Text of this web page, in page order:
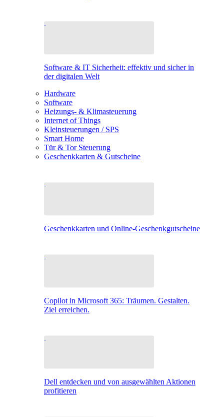
Software & IT Sicherheit: effektiv und sicher in
der digitalen Welt
Hardware
Software
Heizungs- & Klimasteuerung
Internet of Things
Kleinsteuerungen / SPS
Smart Home
Tür & Tor Steuerung
Geschenkkarten & Gutscheine
Geschenkkarten und Online-Geschenkgutscheine
Copilot in Microsoft 365: Träumen. Gestalten.
Ziel erreichen.
Dell entdecken und von ausgewählten Aktionen
profitieren